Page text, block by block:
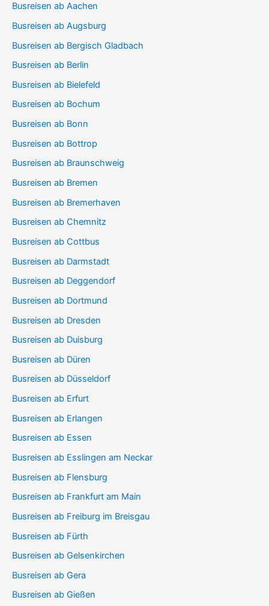
Busreisen ab Aachen
Busreisen ab Augsburg
Busreisen ab Bergisch Gladbach
Busreisen ab Berlin
Busreisen ab Bielefeld
Busreisen ab Bochum
Busreisen ab Bonn
Busreisen ab Bottrop
Busreisen ab Braunschweig
Busreisen ab Bremen
Busreisen ab Bremerhaven
Busreisen ab Chemnitz
Busreisen ab Cottbus
Busreisen ab Darmstadt
Busreisen ab Deggendorf
Busreisen ab Dortmund
Busreisen ab Dresden
Busreisen ab Duisburg
Busreisen ab Düren
Busreisen ab Düsseldorf
Busreisen ab Erfurt
Busreisen ab Erlangen
Busreisen ab Essen
Busreisen ab Esslingen am Neckar
Busreisen ab Flensburg
Busreisen ab Frankfurt am Main
Busreisen ab Freiburg im Breisgau
Busreisen ab Fürth
Busreisen ab Gelsenkirchen
Busreisen ab Gera
Busreisen ab Gießen